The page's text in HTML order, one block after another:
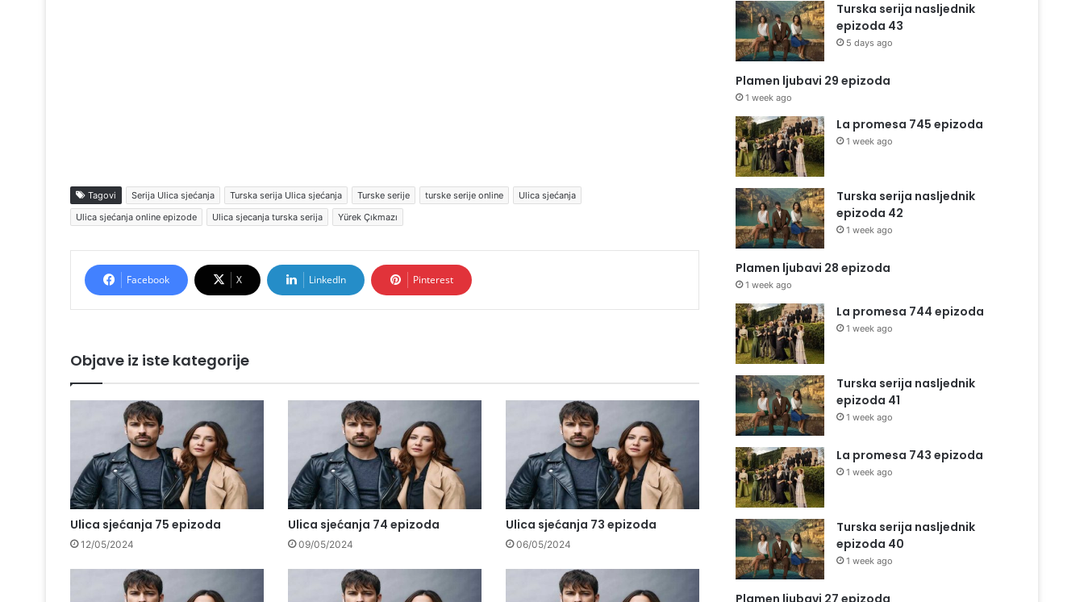
Tagovi Serija Ulica sjećanja Turska serija Ulica sjećanja Turske serije turske serije online
Ulica sjećanja
Ulica sjećanja online epizode
Ulica sjecanja turska serija Yürek Çıkmazı
Facebook X LinkedIn Pinterest
Objave iz iste kategorije
Ulica sjećanja 75 epizoda
12/05/2024
Ulica sjećanja 74 epizoda
09/05/2024
Ulica sjećanja 73 epizoda
06/05/2024
Turska serija nasljednik
epizoda 43
5 days ago
Plamen ljubavi 29 epizoda
1 week ago
La promesa 745 epizoda
1 week ago
Turska serija nasljednik
epizoda 42
1 week ago
Plamen ljubavi 28 epizoda
1 week ago
La promesa 744 epizoda
1 week ago
Turska serija nasljednik
epizoda 41
1 week ago
La promesa 743 epizoda
1 week ago
Turska serija nasljednik
epizoda 40
1 week ago
Plamen ljubavi 27 epizoda